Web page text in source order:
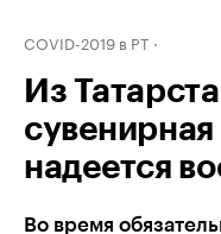
COVID-2019 в РТ
Из
надеется
Во время